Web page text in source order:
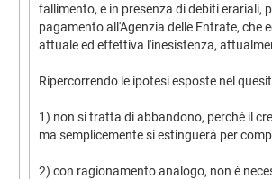
fallimento, e in presenza di debiti erariali,
pagamento all'Agenzia delle Entrate,
attuale ed effettiva l'inesistenza,
Ripercorrendo le ipotesi esposte nel
1) non si tratta di abbandono, perché il
ma semplicemente si estinguerà per
2) con ragionamento analogo, non è